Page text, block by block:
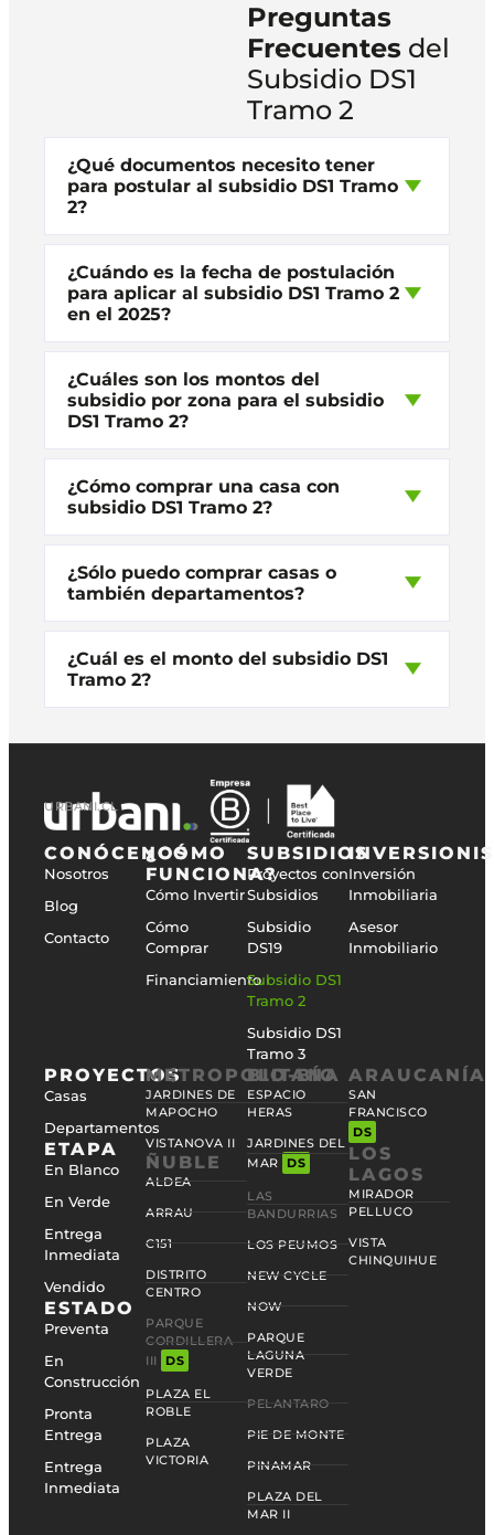
Preguntas
Frecuentes del
Subsidio DS1
Tramo 2
¿Qué documentos necesito tener
para postular al subsidio DS1 Tramo
2?
¿Cuándo es la fecha de postulación
para aplicar al subsidio DS1 Tramo 2
en el 2025?
¿Cuáles son los montos del
subsidio por zona para el subsidio
DS1 Tramo 2?
¿Cómo comprar una casa con
subsidio DS1 Tramo 2?
¿Sólo puedo comprar casas o
también departamentos?
¿Cuál es el monto del subsidio DS1
Tramo 2?
URBANI.CL
CONÓCENOS
Nosotros
Blog
Contacto
¿CÓMO
FUNCIONA?
Cómo Invertir
Cómo
Comprar
Financiamiento
SUBSIDIOS
Proyectos con
Subsidios
Subsidio
DS19
Subsidio DS1
Tramo 2
Subsidio DS1
Tramo 3
Inversión
Inmobiliaria
Asesor
Inmobiliario
PROYECTOS
Casas
Departamentos
ETAPA
En Blanco
En Verde
Entrega
Inmediata
Vendido
ESTADO
Preventa
En
Construcción
Pronta
Entrega
Entrega
Inmediata
METROPOLITANA
JARDINES DE
MAPOCHO
VISTANOVA II
ÑUBLE
ALDEA
ARRAU
C151
DISTRITO
CENTRO
PARQUE
CORDILLERA
III
DS
PLAZA EL
ROBLE
PLAZA
VICTORIA
BIO-BÍO
ESPACIO
HERAS
JARDINES DEL
MAR
DS
LAS
BANDURRIAS
LOS PEUMOS
NEW CYCLE
NOW
PARQUE
LAGUNA
VERDE
PELANTARO
PIE DE MONTE
PINAMAR
PLAZA DEL
MAR II
ARAUCANÍA
SAN
FRANCISCO
DS
LOS
LAGOS
MIRADOR
PELLUCO
VISTA
CHINQUIHUE